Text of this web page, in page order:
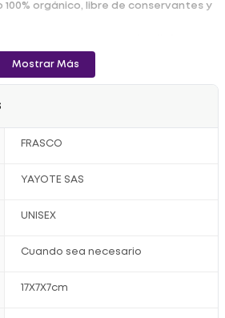
orgánico, libre de conservantes y
0008141-2020
Mostrar Más
FRASCO
YAYOTE SAS
UNISEX
Cuando sea necesario
17X7X7cm